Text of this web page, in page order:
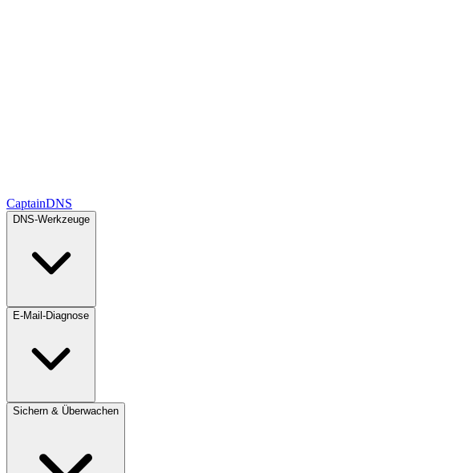
CaptainDNS
DNS-Werkzeuge
E-Mail-Diagnose
Sichern & Überwachen